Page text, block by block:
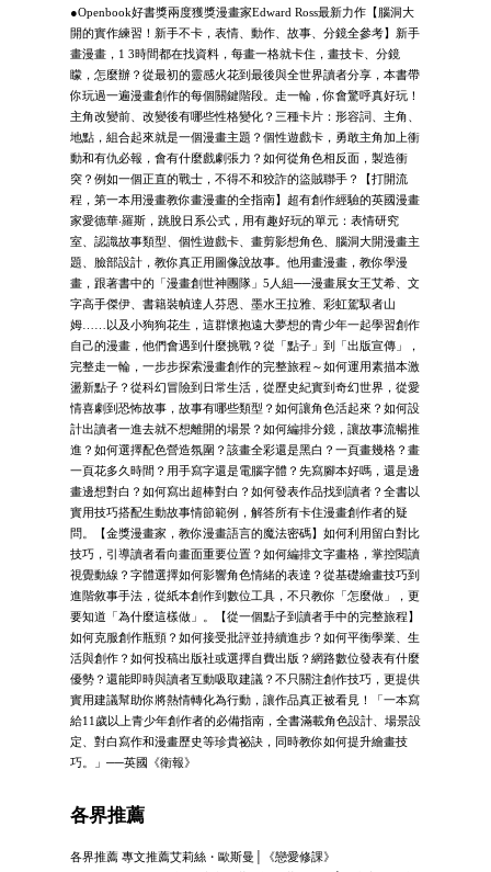
●Openbook好書獎兩度獲獎漫畫家Edward Ross最新力作【腦洞大
開的實作練習！新手不卡，表情、動作、故事、分鏡全參考】新手
畫漫畫，1 3時間都在找資料，每畫一格就卡住，畫技卡、分鏡
矇，怎麼辦？從最初的靈感火花到最後與全世界讀者分享，本書帶
你玩過一遍漫畫創作的每個關鍵階段。走一輪，你會驚呼真好玩！
主角改變前、改變後有哪些性格變化？三種卡片：形容詞、主角、
地點，組合起來就是一個漫畫主題？個性遊戲卡，勇敢主角加上衝
動和有仇必報，會有什麼戲劇張力？如何從角色相反面，製造衝
突？例如一個正直的戰士，不得不和狡詐的盜賊聯手？【打開流
程，第一本用漫畫教你畫漫畫的全指南】超有創作經驗的英國漫畫
家愛德華‧羅斯，跳脫日系公式，用有趣好玩的單元：表情研究
室、認識故事類型、個性遊戲卡、畫剪影想角色、腦洞大開漫畫主
題、臉部設計，教你真正用圖像說故事。他用畫漫畫，教你學漫
畫，跟著書中的「漫畫創世神團隊」5人組──漫畫展女王艾希、文
字高手傑伊、書籍裝幀達人芬恩、墨水王拉雅、彩虹駕馭者山
姆……以及小狗狗花生，這群懷抱遠大夢想的青少年一起學習創作
自己的漫畫，他們會遇到什麼挑戰？從「點子」到「出版宣傳」，
完整走一輪，一步步探索漫畫創作的完整旅程～如何運用素描本激
盪新點子？從科幻冒險到日常生活，從歷史紀實到奇幻世界，從愛
情喜劇到恐怖故事，故事有哪些類型？如何讓角色活起來？如何設
計出讀者一進去就不想離開的場景？如何編排分鏡，讓故事流暢推
進？如何選擇配色營造氛圍？該畫全彩還是黑白？一頁畫幾格？畫
一頁花多久時間？用手寫字還是電腦字體？先寫腳本好嗎，還是邊
畫邊想對白？如何寫出超棒對白？如何發表作品找到讀者？全書以
實用技巧搭配生動故事情節範例，解答所有卡住漫畫創作者的疑
問。【金獎漫畫家，教你漫畫語言的魔法密碼】如何利用留白對比
技巧，引導讀者看向畫面重要位置？如何編排文字畫格，掌控閱讀
視覺動線？字體選擇如何影響角色情緒的表達？從基礎繪畫技巧到
進階敘事手法，從紙本創作到數位工具，不只教你「怎麼做」，更
要知道「為什麼這樣做」。【從一個點子到讀者手中的完整旅程】
如何克服創作瓶頸？如何接受批評並持續進步？如何平衡學業、生
活與創作？如何投稿出版社或選擇自費出版？網路數位發表有什麼
優勢？還能即時與讀者互動吸取建議？不只關注創作技巧，更提供
實用建議幫助你將熱情轉化為行動，讓作品真正被看見！「一本寫
給11歲以上青少年創作者的必備指南，全書滿載角色設計、場景設
定、對白寫作和漫畫歷史等珍貴祕訣，同時教你如何提升繪畫技
巧。」──英國《衛報》
各界推薦
各界推薦 專文推薦艾莉絲・歐斯曼│《戀愛修課》